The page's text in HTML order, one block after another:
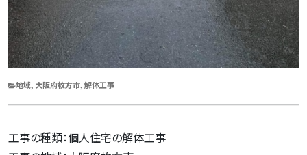
CATEGORIES
地域, 大阪府枚方市,解体工事
工事の種類：個人住宅の解体工事